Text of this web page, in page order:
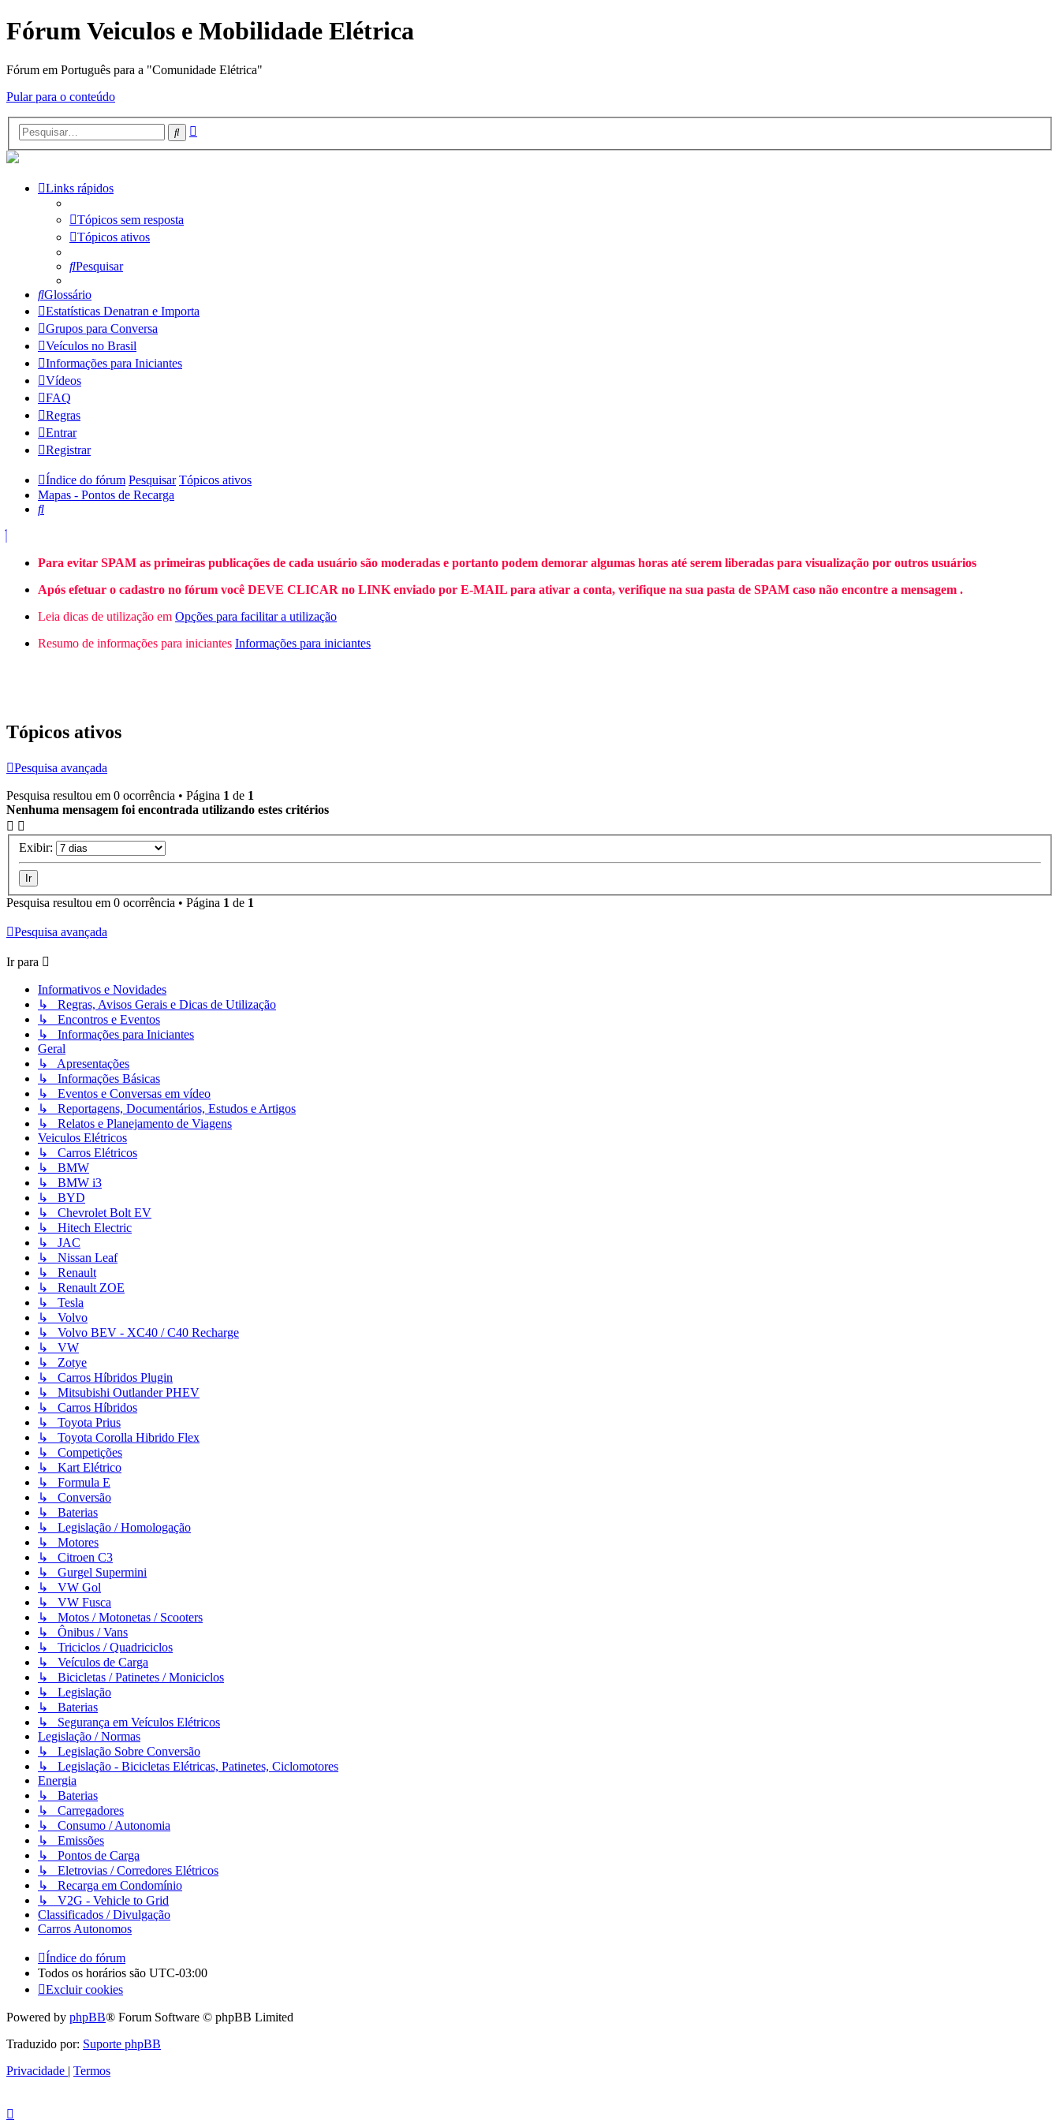
Fórum Veiculos e Mobilidade Elétrica
Fórum em Português para a "Comunidade Elétrica"
Pular para o conteúdo
Pesquisar
Links rápidos
Tópicos sem resposta
Tópicos ativos
Pesquisar
Glossário
Estatísticas Denatran e Importa
Grupos para Conversa
Veículos no Brasil
Informações para Iniciantes
Vídeos
FAQ
Regras
Entrar
Registrar
Índice do fórum Pesquisar Tópicos ativos
Mapas - Pontos de Recarga
Pesquisar
Para evitar SPAM as primeiras publicações de cada usuário são moderadas e portanto podem demorar algumas horas até serem liberadas para visualização por outros usuários
Após efetuar o cadastro no fórum você DEVE CLICAR no LINK enviado por E-MAIL para ativar a conta, verifique na sua pasta de SPAM caso não encontre a mensagem .
Leia dicas de utilização em Opções para facilitar a utilização
Resumo de informações para iniciantes Informações para iniciantes
Tópicos ativos
Pesquisa avançada
Pesquisa resultou em 0 ocorrência • Página 1 de 1
Nenhuma mensagem foi encontrada utilizando estes critérios
Exibir:
Pesquisa resultou em 0 ocorrência • Página 1 de 1
Pesquisa avançada
Ir para
Informativos e Novidades
↳ Regras, Avisos Gerais e Dicas de Utilização
↳ Encontros e Eventos
↳ Informações para Iniciantes
Geral
↳ Apresentações
↳ Informações Básicas
↳ Eventos e Conversas em vídeo
↳ Reportagens, Documentários, Estudos e Artigos
↳ Relatos e Planejamento de Viagens
Veiculos Elétricos
↳ Carros Elétricos
↳ BMW
↳ BMW i3
↳ BYD
↳ Chevrolet Bolt EV
↳ Hitech Electric
↳ JAC
↳ Nissan Leaf
↳ Renault
↳ Renault ZOE
↳ Tesla
↳ Volvo
↳ Volvo BEV - XC40 / C40 Recharge
↳ VW
↳ Zotye
↳ Carros Híbridos Plugin
↳ Mitsubishi Outlander PHEV
↳ Carros Híbridos
↳ Toyota Prius
↳ Toyota Corolla Hibrido Flex
↳ Competições
↳ Kart Elétrico
↳ Formula E
↳ Conversão
↳ Baterias
↳ Legislação / Homologação
↳ Motores
↳ Citroen C3
↳ Gurgel Supermini
↳ VW Gol
↳ VW Fusca
↳ Motos / Motonetas / Scooters
↳ Ônibus / Vans
↳ Triciclos / Quadriciclos
↳ Veículos de Carga
↳ Bicicletas / Patinetes / Moniciclos
↳ Legislação
↳ Baterias
↳ Segurança em Veículos Elétricos
Legislação / Normas
↳ Legislação Sobre Conversão
↳ Legislação - Bicicletas Elétricas, Patinetes, Ciclomotores
Energia
↳ Baterias
↳ Carregadores
↳ Consumo / Autonomia
↳ Emissões
↳ Pontos de Carga
↳ Eletrovias / Corredores Elétricos
↳ Recarga em Condomínio
↳ V2G - Vehicle to Grid
Classificados / Divulgação
Carros Autonomos
Índice do fórum
Todos os horários são UTC-03:00
Excluir cookies
Powered by phpBB® Forum Software © phpBB Limited
Traduzido por: Suporte phpBB
Privacidade | Termos